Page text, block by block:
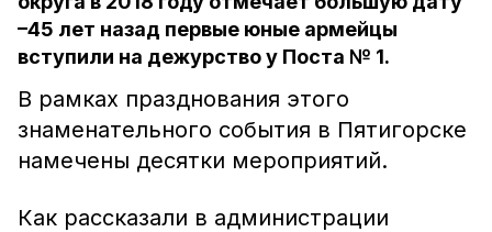
–45 лет назад первые юные армейцы
вступили на дежурство у Поста № 1.
В рамках празднования этого
знаменательного события в Пятигорске
намечены десятки мероприятий.
Как рассказали в администрации